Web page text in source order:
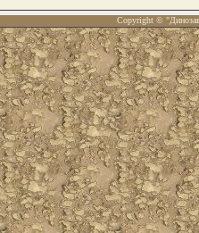
Copyright ©